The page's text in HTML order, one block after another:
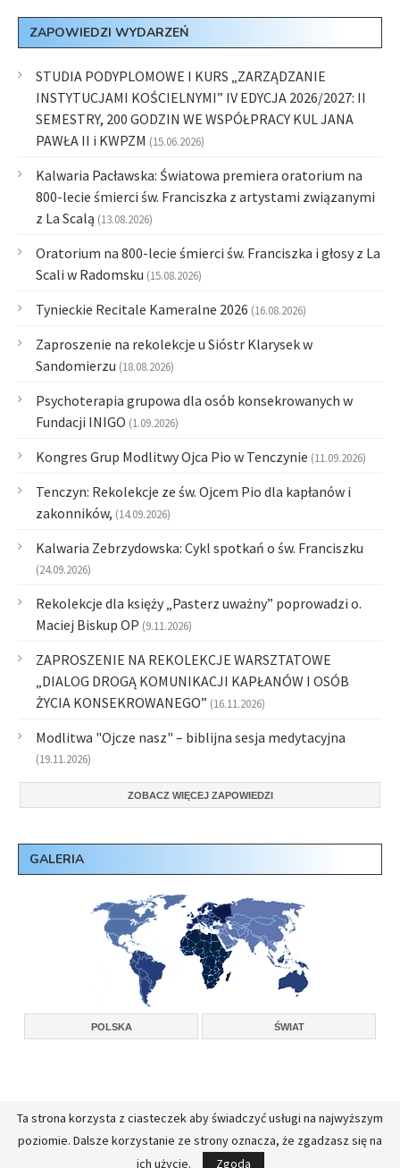
ZAPOWIEDZI WYDARZEŃ
STUDIA PODYPLOMOWE I KURS „ZARZĄDZANIE
INSTYTUCJAMI KOŚCIELNYMI” IV EDYCJA 2026/2027: II
SEMESTRY, 200 GODZIN WE WSPÓŁPRACY KUL JANA
PAWŁA II i KWPZM (15.06.2026)
Kalwaria Pacławska: Światowa premiera oratorium na
800-lecie śmierci św. Franciszka z artystami związanymi
z La Scalą (13.08.2026)
Oratorium na 800-lecie śmierci św. Franciszka i głosy z La
Scali w Radomsku (15.08.2026)
Tynieckie Recitale Kameralne 2026 (16.08.2026)
Zaproszenie na rekolekcje u Sióstr Klarysek w
Sandomierzu (18.08.2026)
Psychoterapia grupowa dla osób konsekrowanych w
Fundacji INIGO (1.09.2026)
Kongres Grup Modlitwy Ojca Pio w Tenczynie (11.09.2026)
Tenczyn: Rekolekcje ze św. Ojcem Pio dla kapłanów i
zakonników, (14.09.2026)
Kalwaria Zebrzydowska: Cykl spotkań o św. Franciszku
(24.09.2026)
Rekolekcje dla księży „Pasterz uważny” poprowadzi o.
Maciej Biskup OP (9.11.2026)
ZAPROSZENIE NA REKOLEKCJE WARSZTATOWE
„DIALOG DROGĄ KOMUNIKACJI KAPŁANÓW I OSÓB
ŻYCIA KONSEKROWANEGO” (16.11.2026)
Modlitwa "Ojcze nasz" – biblijna sesja medytacyjna
(19.11.2026)
ZOBACZ WIĘCEJ ZAPOWIEDZI
GALERIA
POLSKA ŚWIAT
Copyright © 2026, Konferencja Wyższych Przełożonych Zakonów Męskich w
Polsce.
FullStackAdmin - opieka administracyjna nad serwerami
Ta strona korzysta z ciasteczek aby świadczyć usługi na najwyższym
poziomie. Dalsze korzystanie ze strony oznacza, że zgadzasz się na
ich użycie.
Zgoda